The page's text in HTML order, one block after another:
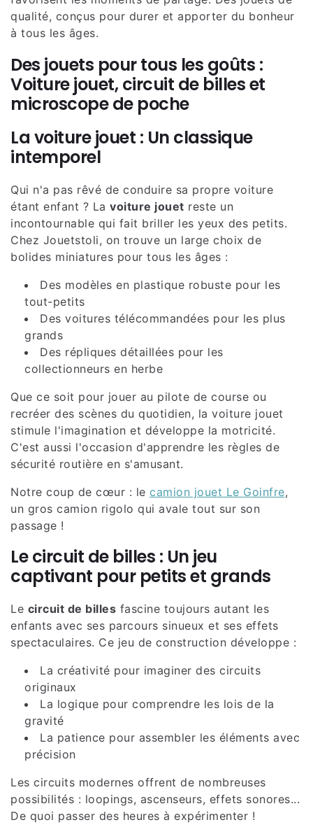
qualité, conçus pour durer et apporter du bonheur
à tous les âges.
Des jouets pour tous les goûts :
Voiture jouet, circuit de billes et
microscope de poche
La voiture jouet : Un classique
intemporel
Qui n'a pas rêvé de conduire sa propre voiture
étant enfant ? La voiture jouet reste un
incontournable qui fait briller les yeux des petits.
Chez Jouetstoli, on trouve un large choix de
bolides miniatures pour tous les âges :
Des modèles en plastique robuste pour les
tout-petits
Des voitures télécommandées pour les plus
grands
Des répliques détaillées pour les
collectionneurs en herbe
Que ce soit pour jouer au pilote de course ou
recréer des scènes du quotidien, la voiture jouet
stimule l'imagination et développe la motricité.
C'est aussi l'occasion d'apprendre les règles de
sécurité routière en s'amusant.
Notre coup de cœur : le camion jouet Le Goinfre,
un gros camion rigolo qui avale tout sur son
passage !
Le circuit de billes : Un jeu
captivant pour petits et grands
Le circuit de billes fascine toujours autant les
enfants avec ses parcours sinueux et ses effets
spectaculaires. Ce jeu de construction développe :
La créativité pour imaginer des circuits
originaux
La logique pour comprendre les lois de la
gravité
La patience pour assembler les éléments avec
précision
Les circuits modernes offrent de nombreuses
possibilités : loopings, ascenseurs, effets sonores...
De quoi passer des heures à expérimenter !